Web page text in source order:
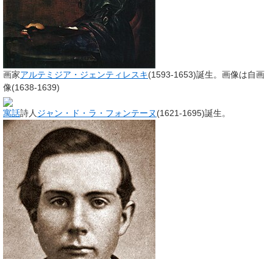
画家アルテミジア・ジェンティレスキ(1593-1653)誕生。画像は自画
像(1638-1639)
寓話詩人 ジャン・ド・ラ・フォンテーヌ (1621-1695)誕生。